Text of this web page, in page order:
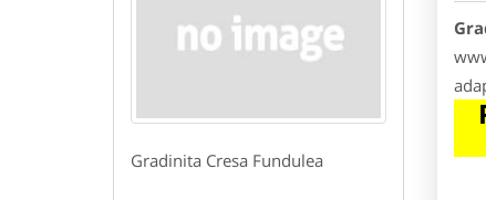
Gradinita Cresa Fundulea